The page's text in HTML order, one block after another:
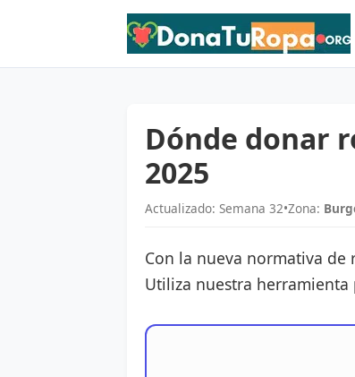
Dónde donar
2025
Actualizado: Semana 32•Zona:
Con la nueva normativa de
Utiliza nuestra